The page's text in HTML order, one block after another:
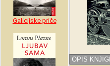
Galicijske priče
OPIS